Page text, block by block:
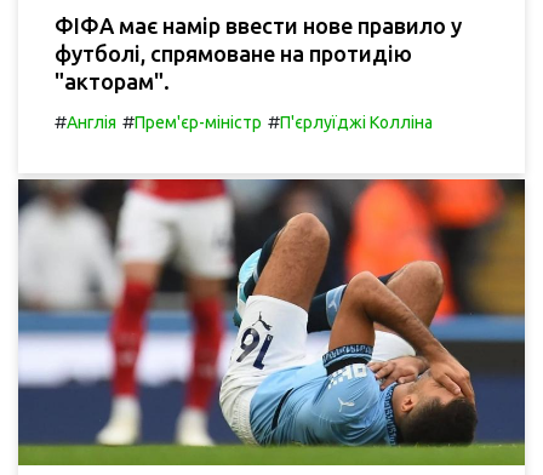
ФІФА має намір ввести нове правило у
футболі, спрямоване на протидію
"акторам".
#Англія #Прем'єр-міністр #П'єрлуїджі Колліна